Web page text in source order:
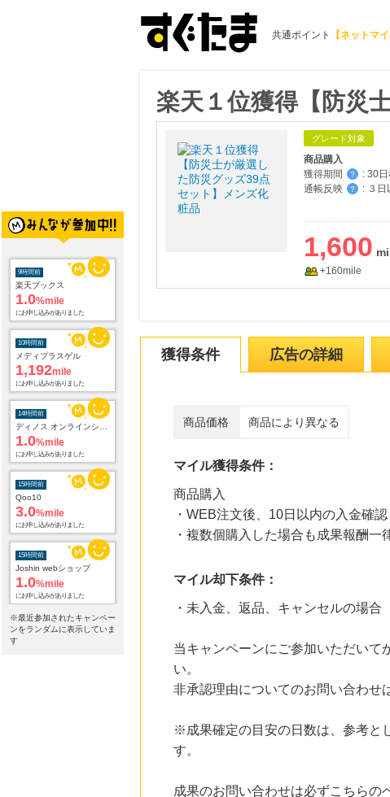
共通ポイント 【ネットマイ
楽天ブックス
1.0 %mile
にお申し込みがありました
メディプラスゲル
1,192 mile
にお申し込みがありました
ディノス オンラインショップ
1.0 %mile
にお申し込みがありました
Qoo10
3.0
にお申し込みがありました
Joshin webショップ
1.0 %mile
にお申し込みがありました
15時間前
レコチョク 日本最大級の音楽配信サイト
2.0
※最近参加されたキャンペー
ンをランダムに表示していま
す
楽天１位獲得【防災
グレード対象
商品購入
獲得期間
？ : 30
通帳反映
？ : ３日
1,600
+160mile
獲得条件 広告の詳細
商品価格 商品により異なる
マイル獲得条件：
商品購入
・WEB注文後、10日以内の入金確認
・複数個購入した場合も成果報酬一
マイル却下条件：
・未入金、返品、キャンセルの場合
当キャンペーンにご参加いただいて
い。
非承認理由についてのお問い合わせ
※成果確定の目安の日数は、参考と
す。
成果のお問い合わせは必ずこちらの